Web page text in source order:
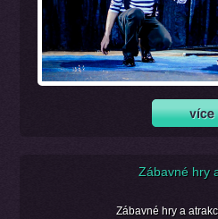
Zábavné hry
Zábavné hry a